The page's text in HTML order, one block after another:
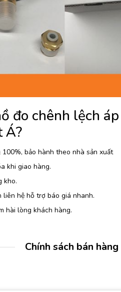
đo chênh lệch
Á?
bảo hành theo nhà sản xuất
khi giao hàng.
kho.
hệ hỗ trợ báo giá nhanh.
hài lòng khách hàng.
Chính sách bán hàng